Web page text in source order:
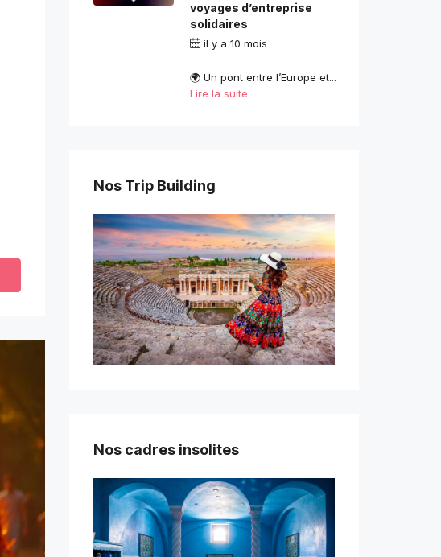
voyages d’entreprise
solidaires
il y a 10 mois
🌍 Un pont entre l’Europe et...
Lire la suite
Nos Trip Building
Nos cadres insolites